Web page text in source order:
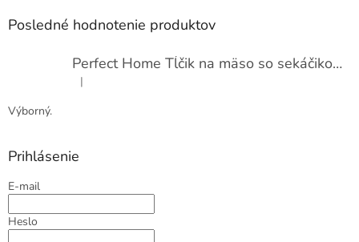
Posledné hodnotenie produktov
Perfect Home Tĺčik na mäso so sekáčikom, 56893
Hodnotenie produktu je 5 z 5 hviezdičiek.
|
Výborný.
Prihlásenie
E-mail
Heslo